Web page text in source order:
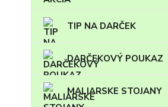
TIP NA DARČEK
DARČEKOVÝ POUKAZ
MALIARSKE STOJANY